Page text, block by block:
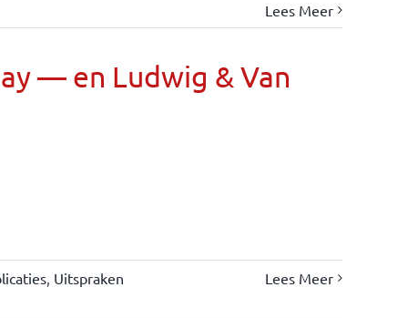
Lees Meer
— en Ludwig & Van
, Uitspraken
Lees Meer